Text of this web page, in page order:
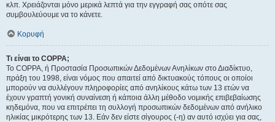
κλπ. Χρειάζονται μόνο μερικά λεπτά για την εγγραφή σας οπότε σας
συμβουλεύουμε να το κάνετε.
Κορυφή
Τι είναι το COPPA;
Το COPPA, ή Προστασία Προσωπικών Δεδομένων Ανηλίκων στο Διαδίκτυο,
πράξη του 1998, είναι νόμος που απαιτεί από δικτυακούς τόπους οι οποίοι
μπορούν να συλλέγουν πληροφορίες από ανηλίκους κάτω των 13 ετών να
έχουν γραπτή γονική συναίνεση ή κάποια άλλη μέθοδο νομικής επιβεβαίωσης
κηδεμόνα, που να επιτρέπει τη συλλογή προσωπικών δεδομένων από ανήλικο
ηλικίας μικρότερης των 13. Εάν δεν είστε σίγουρος (-η) αν αυτό ισχύει για σας,